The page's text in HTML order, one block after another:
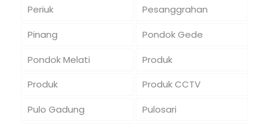
Periuk
Pesanggrahan
Pinang
Pondok Gede
Pondok Melati
Produk
Produk
Produk CCTV
Pulo Gadung
Pulosari